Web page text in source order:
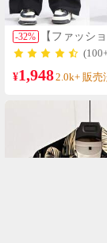
-32%
【ファッシ
内発送】接
地ブラック
スーツフレ
ィース夏薄
ト 着痩せ
勤・オフィ
着用に最適
¥1,9482.0k+ 販売